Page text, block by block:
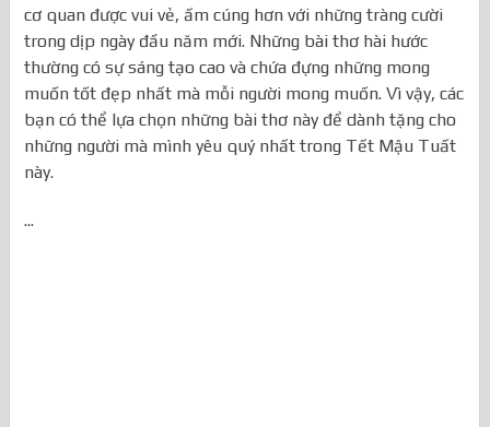
Tết hài hước cũng chính là cách giúp không khí gia đình,
cơ quan được vui vẻ, ấm cúng hơn với những tràng cười
trong dịp ngày đầu năm mới. Những bài thơ hài hước
thường có sự sáng tạo cao và chứa đựng những mong
muốn tốt đẹp nhất mà mỗi người mong muốn. Vì vậy, các
bạn có thể lựa chọn những bài thơ này để dành tặng cho
những người mà mình yêu quý nhất trong Tết Mậu Tuất